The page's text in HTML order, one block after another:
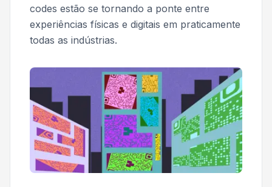
codes estão se tornando a ponte entre
experiências físicas e digitais em praticamente
todas as indústrias.